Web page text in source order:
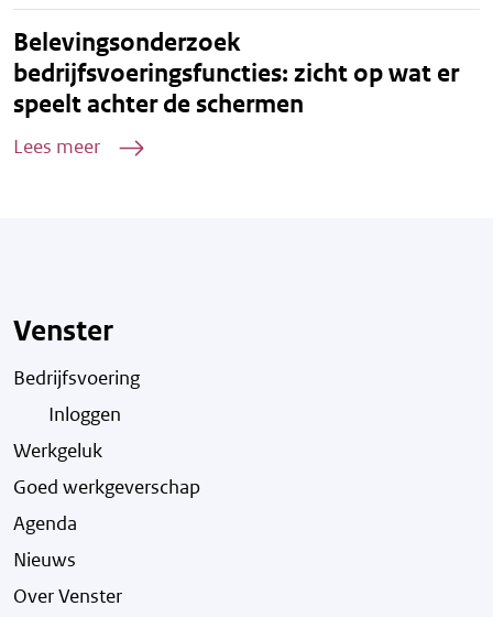
Belevingsonderzoek
bedrijfsvoeringsfuncties: zicht op wat er
speelt achter de schermen
Lees meer
Venster
Bedrijfsvoering
Inloggen
Werkgeluk
Goed werkgeverschap
Agenda
Nieuws
Over Venster